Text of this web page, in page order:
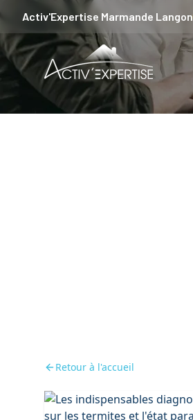
Activ'Expertise Marmande Langon
Retour à l'accueil